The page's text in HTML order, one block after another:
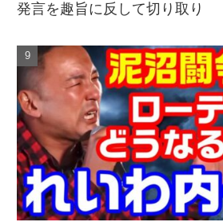
発言を趣旨に反して切り取り